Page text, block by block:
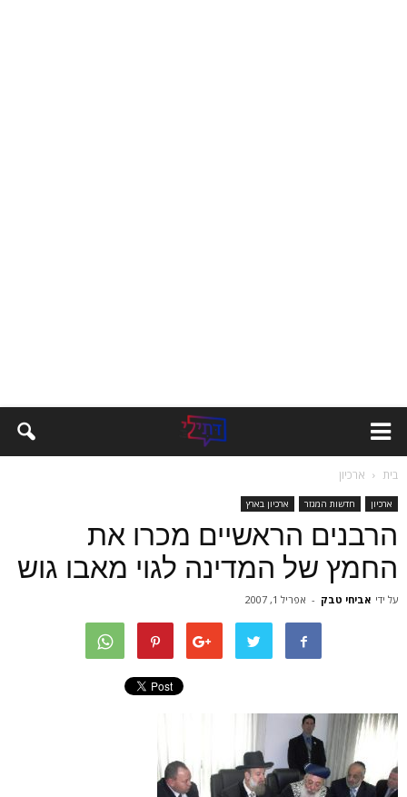
בית ארכיון
ארכיון חדשות המגזר ארכיון בארץ
הרבנים הראשיים מכרו את
החמץ של המדינה לגוי מאבו גוש
על ידי אביחי טבק - אפריל 1, 2007